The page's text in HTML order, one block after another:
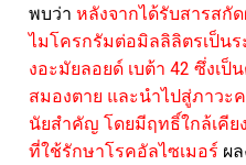
พบว่า หลังจากได้รับสารสกั
ไมโครกรัมต่อมิลลิลิตรเป็น
งอะมัยลอยด์ เบต้า 42 ซึ่งเ
สมองตาย และนำไปสู่ภาวะ
นัยสำคัญ โดยมีฤทธิ์ใกล้เคีย
ที่ใช้รักษาโรคอัลไซเมอร์ ผ